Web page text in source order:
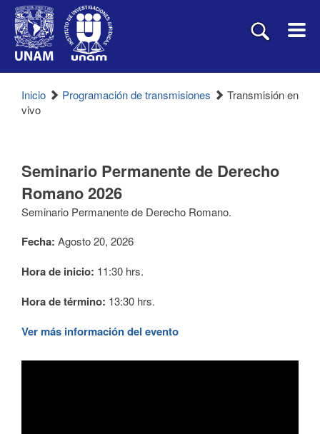
Inicio Programación de transmisiones
Transmisión en
vivo
Seminario Permanente de Derecho
Romano 2026
Seminario Permanente de Derecho Romano.
Fecha: Agosto 20, 2026
Hora de inicio: 11:30 hrs.
Hora de término: 13:30 hrs.
Ver más información del evento